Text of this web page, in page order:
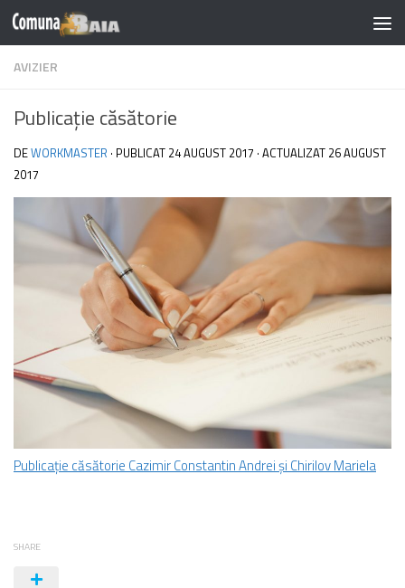
Acest
include
sistem
Skip to content
AVIZIER
Publicație căsătorie
DEWORKMASTER · PUBLICAT 24 AUGUST 2017 · ACTUALIZAT 26 AUGUST
2017
Publicație căsătorie Cazimir Constantin Andrei și Chirilov Mariela
SHARE